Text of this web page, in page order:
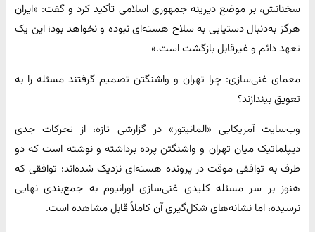
سخنانش، بر موضع دیرینه جمهوری اسلامی تأکید کرد و گفت: «ایران
هرگز به‌دنبال دستیابی به سلاح هسته‌ای نبوده و نخواهد بود؛ این یک
تعهد دائم و غیرقابل بازگشت است.»
معمای غنی‌سازی: چرا تهران و واشنگتن تصمیم گرفتند مسئله را به
تعویق بیندازند؟
وب‌سایت آمریکایی «المانیتور» در گزارشی تازه، از تحرکات جدی
دیپلماتیک میان تهران و واشنگتن پرده برداشته و نوشته است که دو
طرف به توافقی موقت در پرونده هسته‌ای نزدیک شده‌اند؛ توافقی که
هنوز بر سر مسئله کلیدی غنی‌سازی اورانیوم به جمع‌بندی نهایی
نرسیده، اما نشانه‌های شکل‌گیری آن کاملاً قابل مشاهده است.